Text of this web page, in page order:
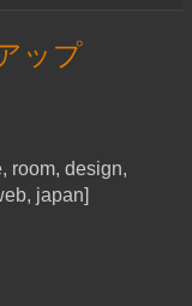
ップ
room, design,
japan]